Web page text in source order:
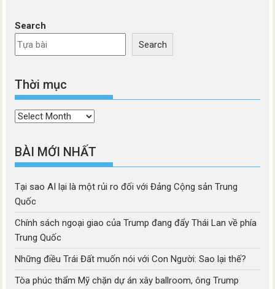
Search
Search
Thời mục
Thời
BÀI MỚI NHẤT
Tại sao AI lại là một rủi ro đối với Đảng Cộng sản Trung
Quốc
Chính sách ngoại giao của Trump đang đẩy Thái Lan về phía
Trung Quốc
Những điều Trái Đất muốn nói với Con Người: Sao lại thế?
Tòa phúc thẩm Mỹ chặn dự án xây ballroom, ông Trump